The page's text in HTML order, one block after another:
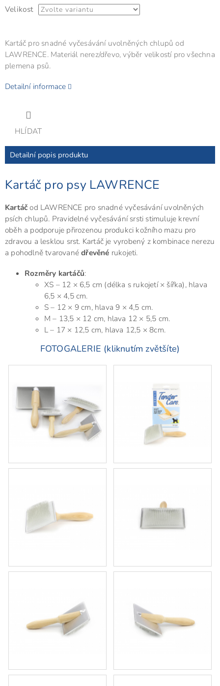
Velikost
Kartáč pro snadné vyčesávání uvolněných chlupů od
LAWRENCE. Materiál nerez/dřevo, výběr velikostí pro všechna
plemena psů.
Detailní informace
HLÍDAT
Detailní popis produktu
Kartáč pro psy LAWRENCE
Kartáčod LAWRENCE pro snadné vyčesávání uvolněných
psích chlupů. Pravidelné vyčesávání srsti stimuluje krevní
oběh a podporuje přirozenou produkci kožního mazu pro
zdravou a lesklou srst. Kartáč je vyrobený z kombinace nerezu
a pohodlně tvarovanédřevěné rukojeti.
Rozměry kartáčů:
XS – 12 × 6,5 cm (délka s rukojetí × šířka), hlava
6,5 × 4,5 cm.
S – 12 × 9 cm, hlava 9 × 4,5 cm.
M – 13,5 × 12 cm, hlava 12 × 5,5 cm.
L – 17 × 12,5 cm, hlava 12,5 × 8cm.
FOTOGALERIE (kliknutím zvětšíte)